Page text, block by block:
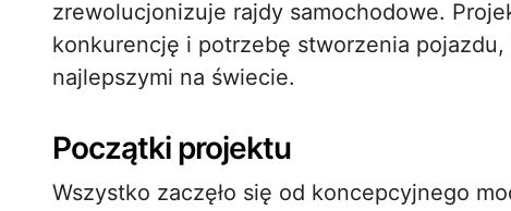
zrewolucjonizuje rajdy samochodowe.
konkurencję i potrzebę stworzenia
najlepszymi na świecie.
Początki projektu
Wszystko zaczęło się od koncepcyjnego